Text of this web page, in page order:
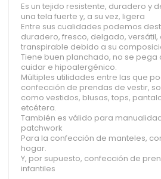
Es un tejido resistente, duradero y
una tela fuerte y, a su vez, ligera
Entre sus cualidades podemos
duradero, fresco, delgado,
transpirable debido a su
Tiene buen planchado, no se pega
cuidar e hipoalergénico.
Múltiples utilidades entre las que
confección de prendas de vestir,
como vestidos, blusas, tops,
etcétera.
También es válido para
patchwork
Para la confección de manteles,
hogar.
Y, por supuesto, confección de
infantiles